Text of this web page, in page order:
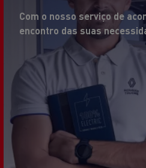
Com o nosso serviço de
encontro das suas